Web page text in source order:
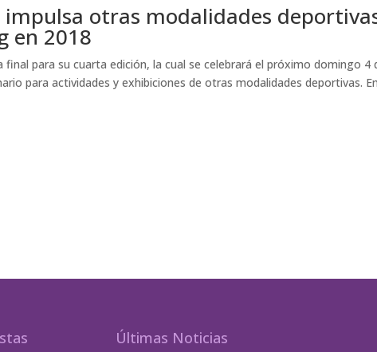
impulsa otras modalidades
en 2018
final para su cuarta edición, la cual se celebrará el próximo domingo 4
para actividades y exhibiciones de otras modalidades deportivas.
Últimas Noticias